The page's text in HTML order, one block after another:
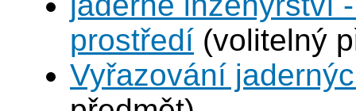
prostředí (volitelný
Vyřazování